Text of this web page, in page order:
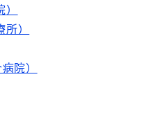
）
院）